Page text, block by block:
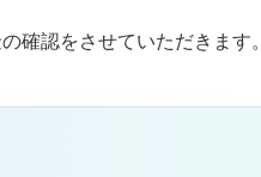
確認をさせていただきます